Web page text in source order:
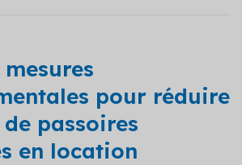
pour réduire
passoires
en location